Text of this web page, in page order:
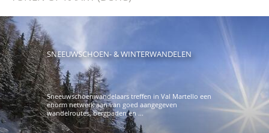
SNEEUWSCHOEN- & WINTERWANDELEN
Sneeuwschoenwandelaars treffen in Val Martello een
enorm netwerk aan van goed aangegeven
wandelroutes, bergpaden en ...